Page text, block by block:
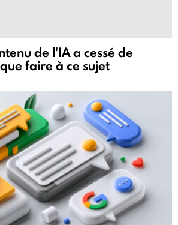
de l'IA a cessé de
faire à ce sujet